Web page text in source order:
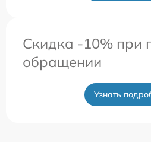
Скидка -10% при
обращении
Узнать